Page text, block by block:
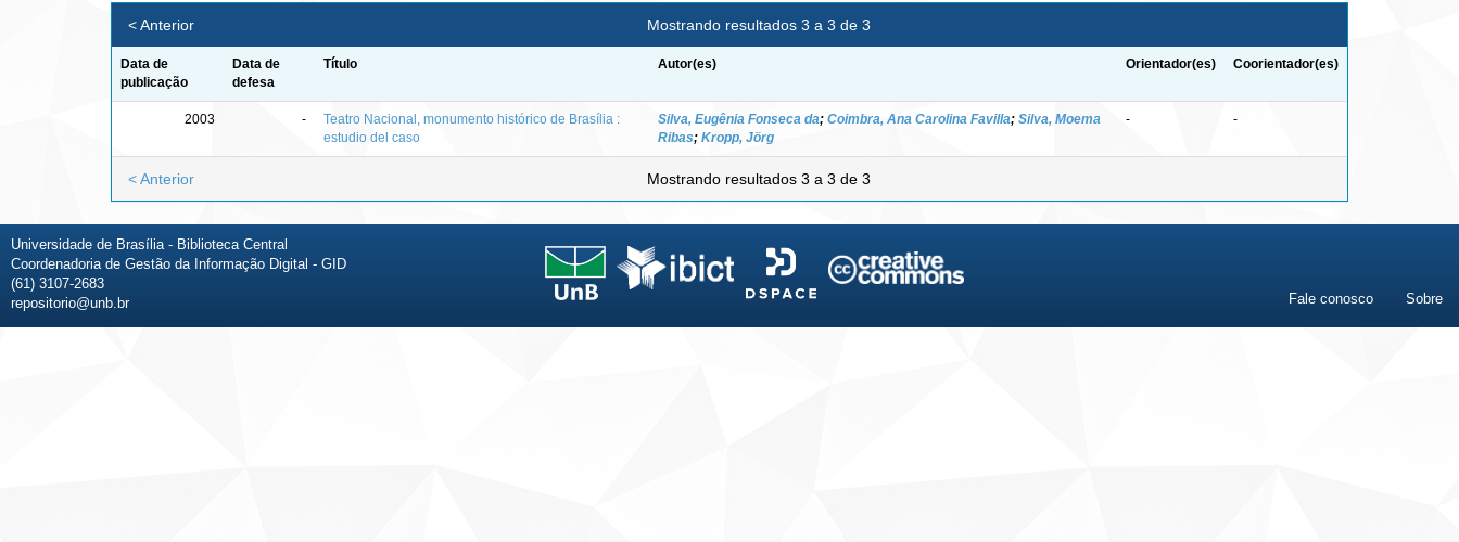
Mostrando resultados 3 a 3 de 3
< Anterior
Data de
publicação
Data de
defesa
Título Autor(es) Orientador(es) Coorientador(es)
2003 -
Teatro Nacional, monumento histórico de Brasília :
estudio del caso
Silva, Eugênia Fonseca da; Coimbra, Ana Carolina Favilla; Silva, Moema
Ribas; Kropp, Jörg
- -
Mostrando resultados 3 a 3 de 3
< Anterior
Universidade de Brasília - Biblioteca Central
Coordenadoria de Gestão da Informação Digital - GID
(61) 3107-2683
repositorio@unb.br
Fale conosco Sobre